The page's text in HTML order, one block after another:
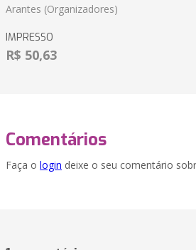
Arantes (Organizadores)
IMPRESSO
R$ 50,63
Comentários
Faça o login deixe o seu comentário